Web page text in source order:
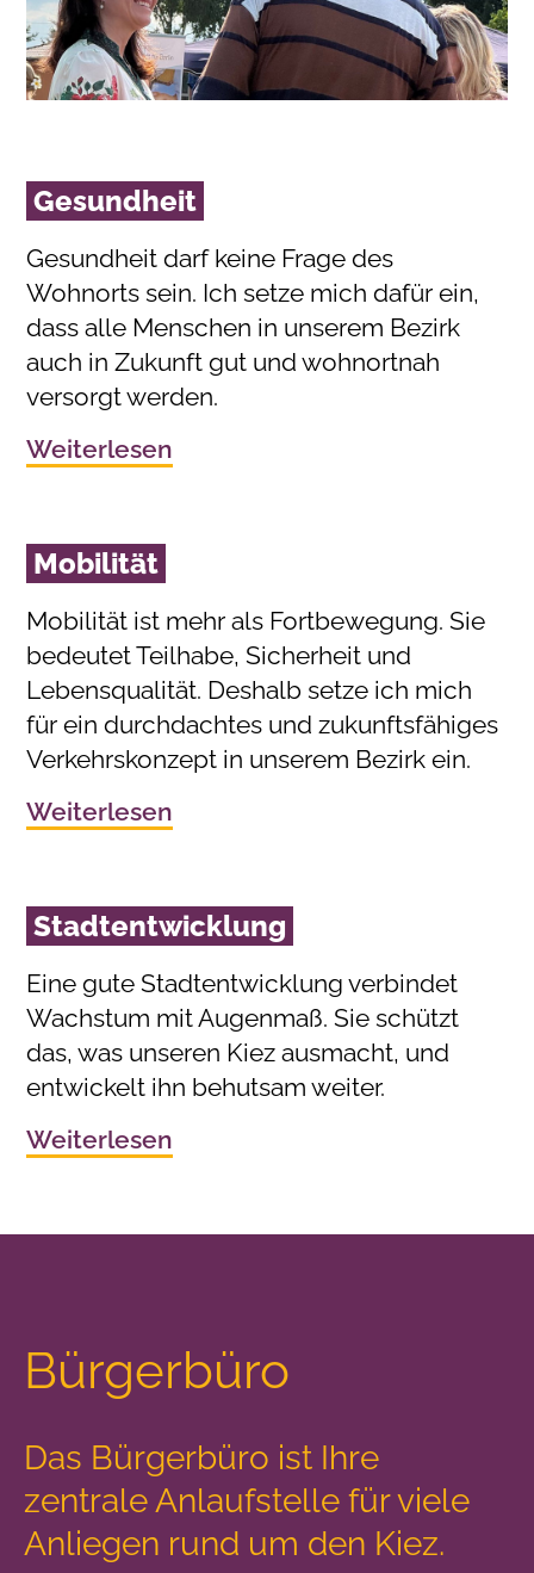
Gesundheit
Gesundheit darf keine Frage des
Wohnorts sein. Ich setze mich dafür ein,
dass alle Menschen in unserem Bezirk
auch in Zukunft gut und wohnortnah
versorgt werden.
Weiterlesen
Mobilität
Mobilität ist mehr als Fortbewegung. Sie
bedeutet Teilhabe, Sicherheit und
Lebensqualität. Deshalb setze ich mich
für ein durchdachtes und zukunftsfähiges
Verkehrskonzept in unserem Bezirk ein.
Weiterlesen
Stadtentwicklung
Eine gute Stadtentwicklung verbindet
Wachstum mit Augenmaß. Sie schützt
das, was unseren Kiez ausmacht, und
entwickelt ihn behutsam weiter.
Weiterlesen
Bürgerbüro
Das Bürgerbüro ist Ihre
zentrale Anlaufstelle für viele
Anliegen rund um den Kiez.